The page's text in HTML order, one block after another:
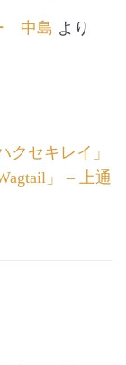
中島 より
セキレイ」
」 – 上通